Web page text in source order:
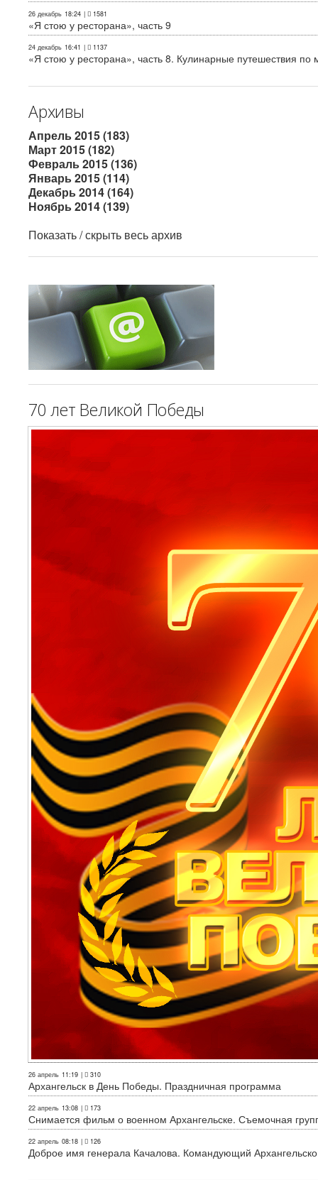
26 декабрь 18:24 | 1581
«Я стою у ресторана», часть 9
24 декабрь 16:41 | 1137
«Я стою у ресторана», часть 8. Кулинарные путешествия по
Архивы
Апрель 2015 (183)
Март 2015 (182)
Февраль 2015 (136)
Январь 2015 (114)
Декабрь 2014 (164)
Ноябрь 2014 (139)
Показать / скрыть весь архив
70 лет Великой Победы
26 апрель 11:19 | 310
Архангельск в День Победы. Праздничная программа
22 апрель 13:08 | 173
Снимается фильм о военном Архангельске. Съемочная
22 апрель 08:18 | 126
Доброе имя генерала Качалова. Командующий